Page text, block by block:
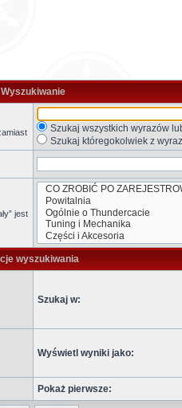
Wyszukiwanie
Szukaj wszystkich wyrazów
Szukaj któregokolwiek z
jest
wyszukiwania
Szukaj w:
Wyświetl wyniki jako:
Pokaż pierwsze: